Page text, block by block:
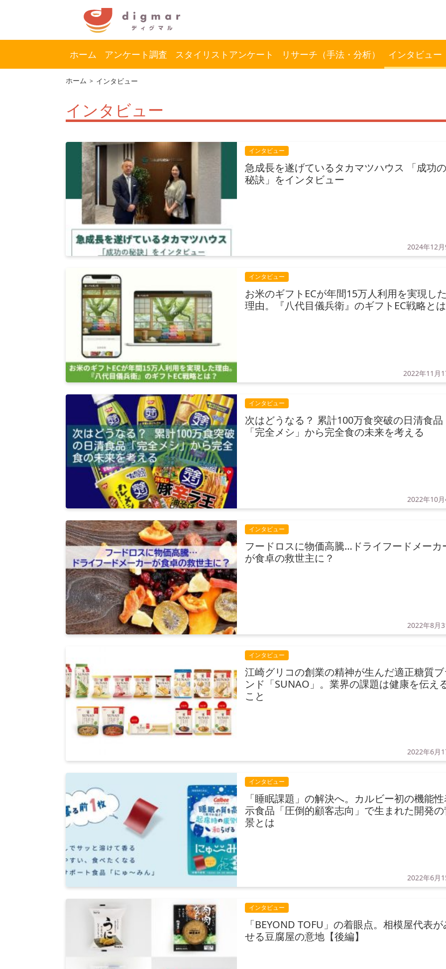
コ
ナ
ホーム アンケート調査 スタイリストアンケート リサーチ（手法・分析） インタビュー
ホーム インタビュー
インタビュー
急成長を遂げているタカマツハウス 「成功の
秘訣」をインタビュー
2024年12月
インタビュー
お米のギフトECが年間15万人利用を実現した
理由。『八代目儀兵衛』のギフトEC戦略と
2022年11月
インタビュー
次はどうなる？ 累計100万食突破の日清食品
「完全メシ」から完全食の未来を考える
2022年10月
インタビュー
フードロスに物価高騰…ドライフードメーカ
が食卓の救世主に？
2022年8月
インタビュー
江崎グリコの創業の精神が生んだ適正糖質ブ
ンド「SUNAO」。業界の課題は健康を伝え
こと
2022年6月
インタビュー
「睡眠課題」の解決へ。カルビー初の機能
示食品「圧倒的顧客志向」で生まれた開発
景とは
2022年6月
インタビュー
「BEYOND TOFU」の着眼点。相模屋代表が
せる豆腐屋の意地【後編】
インタビュー